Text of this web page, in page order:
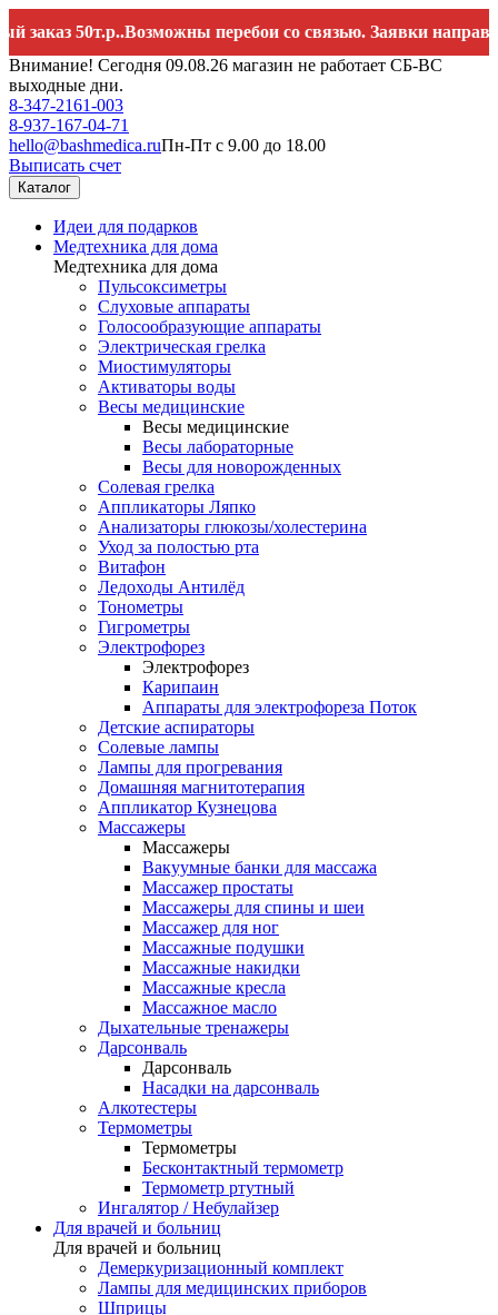
перебои со связью. Заявки направляйте
Внимание! Сегодня 09.08.26 магазин не работает СБ-ВС
выходные дни.
8-347-2161-003
8-937-167-04-71
hello@bashmedica.ruПн-Пт с 9.00 до 18.00
Выписать счет
Каталог
Идеи для подарков
Медтехника для дома
Медтехника для дома
Пульсоксиметры
Слуховые аппараты
Голосообразующие аппараты
Электрическая грелка
Миостимуляторы
Активаторы воды
Весы медицинские
Весы медицинские
Весы лабораторные
Весы для новорожденных
Солевая грелка
Аппликаторы Ляпко
Анализаторы глюкозы/холестерина
Уход за полостью рта
Витафон
Ледоходы Антилёд
Тонометры
Гигрометры
Электрофорез
Электрофорез
Карипаин
Аппараты для электрофореза Поток
Детские аспираторы
Солевые лампы
Лампы для прогревания
Домашняя магнитотерапия
Аппликатор Кузнецова
Массажеры
Массажеры
Вакуумные банки для массажа
Массажер простаты
Массажеры для спины и шеи
Массажер для ног
Массажные подушки
Массажные накидки
Массажные кресла
Массажное масло
Дыхательные тренажеры
Дарсонваль
Дарсонваль
Насадки на дарсонваль
Алкотестеры
Термометры
Термометры
Бесконтактный термометр
Термометр ртутный
Ингалятор / Небулайзер
Для врачей и больниц
Для врачей и больниц
Демеркуризационный комплект
Лампы для медицинских приборов
Шприцы